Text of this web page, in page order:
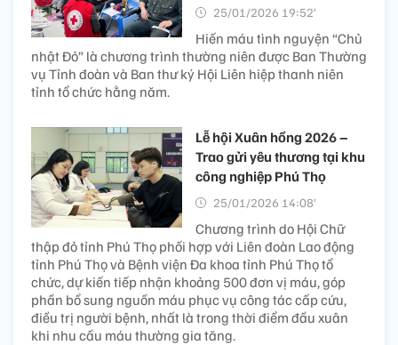
25/01/2026 19:52’
Hiến máu tình nguyện “Chủ
nhật Đỏ” là chương trình thường niên được Ban Thường
vụ Tỉnh đoàn và Ban thư ký Hội Liên hiệp thanh niên
tỉnh tổ chức hằng năm.
Lễ hội Xuân hồng 2026 –
Trao gửi yêu thương tại khu
công nghiệp Phú Thọ
25/01/2026 14:08’
Chương trình do Hội Chữ
thập đỏ tỉnh Phú Thọ phối hợp với Liên đoàn Lao động
tỉnh Phú Thọ và Bệnh viện Đa khoa tỉnh Phú Thọ tổ
chức, dự kiến tiếp nhận khoảng 500 đơn vị máu, góp
phần bổ sung nguồn máu phục vụ công tác cấp cứu,
điều trị người bệnh, nhất là trong thời điểm đầu xuân
khi nhu cầu máu thường gia tăng.